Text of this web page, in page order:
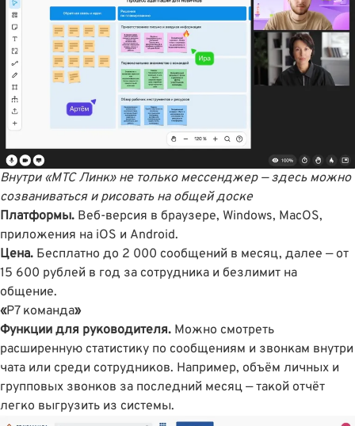
Внутри «МТС Линк» не только мессенджер — здесь можно
созваниваться и рисовать на общей доске
Платформы. Веб-версия в браузере, Windows, MacOS,
приложения на iOS и Android.
Цена. Бесплатно до 2 000 сообщений в месяц, далее — от
15 600 рублей в год за сотрудника и безлимит на
общение.
«Р7 команда»
Функции для руководителя. Можно смотреть
расширенную статистику по сообщениям и звонкам внутри
чата или среди сотрудников. Например, объём личных и
групповых звонков за последний месяц — такой отчёт
легко выгрузить из системы.